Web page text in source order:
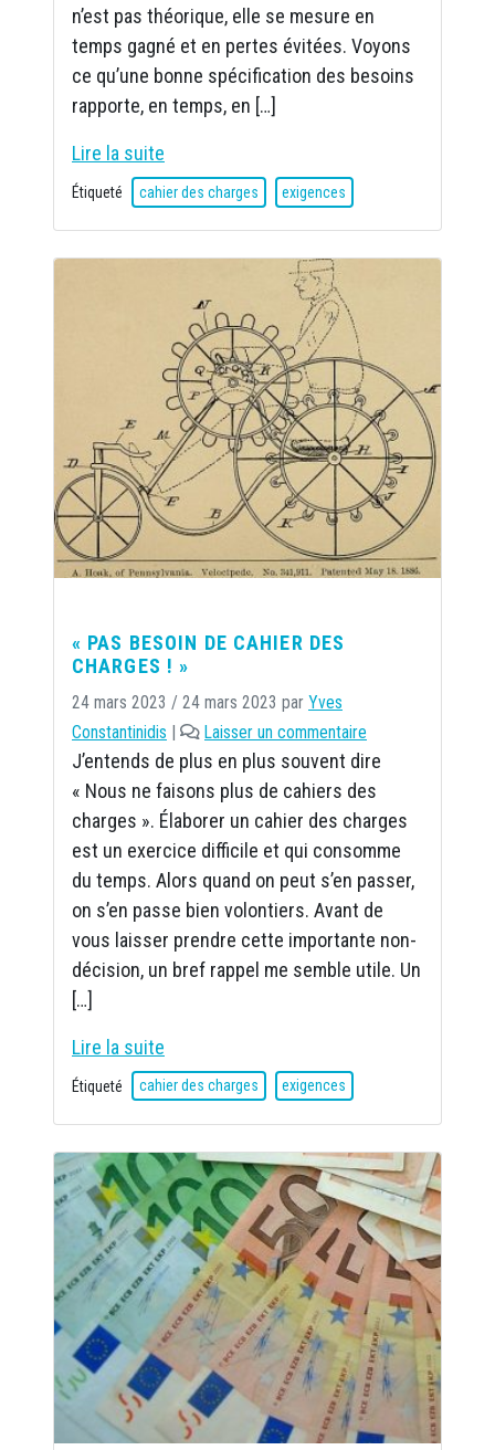
n’est pas théorique, elle se mesure en
temps gagné et en pertes évitées. Voyons
ce qu’une bonne spécification des besoins
rapporte, en temps, en […]
Lire la suite
Étiqueté cahier des charges exigences
« PAS BESOIN DE CAHIER DES
CHARGES ! »
24 mars 2023 / 24 mars 2023 par Yves
Constantinidis | Laisser un commentaire
J’entends de plus en plus souvent dire
« Nous ne faisons plus de cahiers des
charges ». Élaborer un cahier des charges
est un exercice difficile et qui consomme
du temps. Alors quand on peut s’en passer,
on s’en passe bien volontiers. Avant de
vous laisser prendre cette importante non-
décision, un bref rappel me semble utile. Un
[…]
Lire la suite
Étiqueté cahier des charges exigences